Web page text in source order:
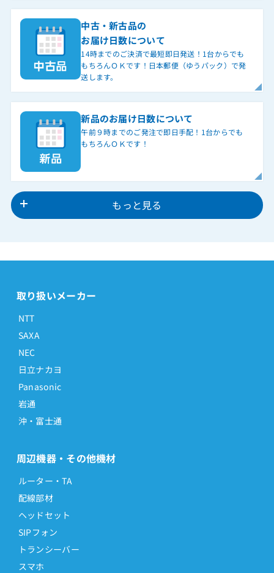
中古・新古品の
お届け日数について
14時までのご決済で最短即日発送！1台からでも
もちろんＯＫです！日本郵便（ゆうパック）で発
送します。
新品のお届け日数について
午前９時までのご発注で即日手配！1台からでも
もちろんＯＫです！
もっと見る
取り扱いメーカー
NTT
SAXA
NEC
日立ナカヨ
Panasonic
岩通
沖・富士通
周辺機器・その他機材
ルーター・TA
配線部材
ヘッドセット
SIPフォン
トランシーバー
スマホ